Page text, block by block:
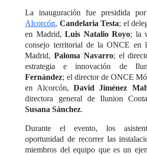
La inauguración fue presidida
Alcorcón, Candelaria Testa; el
en Madrid,Luis Natalio Royo; la
consejo territorial de la ONCE en
Madrid,Paloma Navarro; el
estrategia e innovación de
Fernández; el director de ONCE
en Alcorcón,David Jiménez
directora general de Ilunion
Susana Sánchez.
Durante el evento, los
oportunidad de recorrer las
miembros del equipo que es un